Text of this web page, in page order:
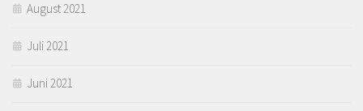
August 2021
Juli 2021
Juni 2021